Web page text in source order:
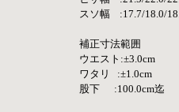
スソ幅    :17.7/18.0/
補正寸法範囲
ウエスト:±3.0cm
ワタリ   :±1.0cm
股下      :100.0cm迄